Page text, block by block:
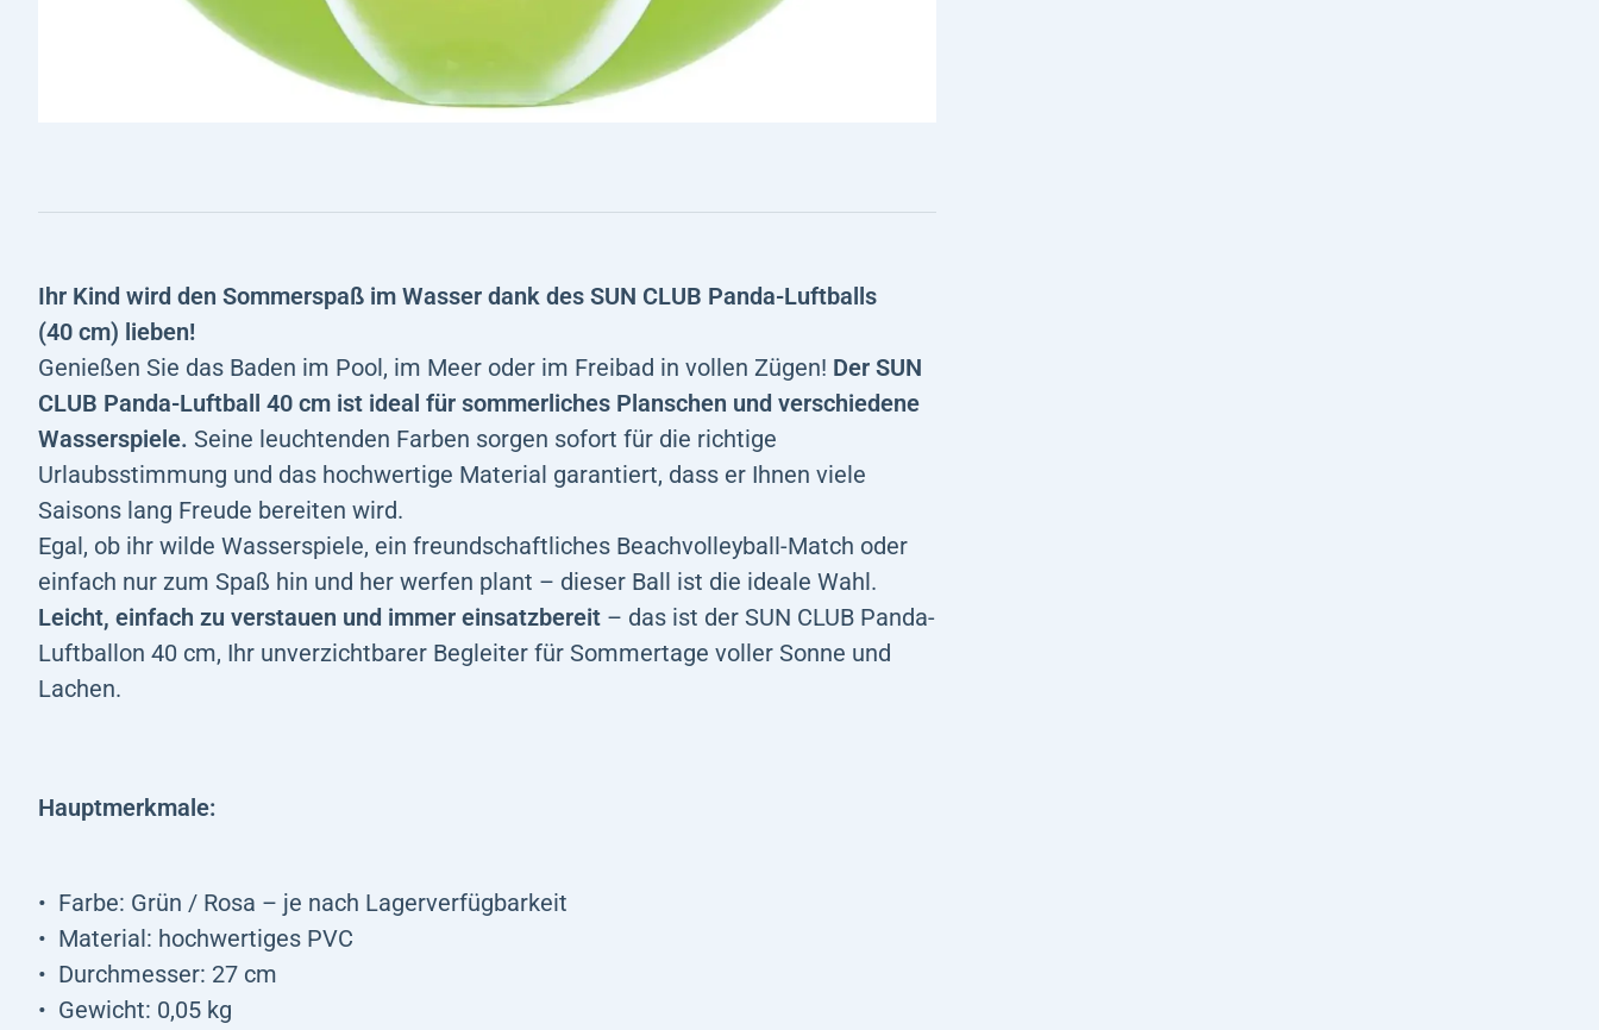
Ihr Kind wird den Sommerspaß im Wasser dank des SUN CLUB Panda-Luftballs
(40 cm) lieben!
Genießen Sie das Baden im Pool, im Meer oder im Freibad in vollen Zügen! Der SUN
CLUB Panda-Luftball 40 cm ist ideal für sommerliches Planschen und verschiedene
Wasserspiele. Seine leuchtenden Farben sorgen sofort für die richtige
Urlaubsstimmung und das hochwertige Material garantiert, dass er Ihnen viele
Saisons lang Freude bereiten wird.
Egal, ob ihr wilde Wasserspiele, ein freundschaftliches Beachvolleyball-Match oder
einfach nur zum Spaß hin und her werfen plant – dieser Ball ist die ideale Wahl.
Leicht, einfach zu verstauen und immer einsatzbereit – das ist der SUN CLUB Panda-
Luftballon 40 cm, Ihr unverzichtbarer Begleiter für Sommertage voller Sonne und
Lachen.
Hauptmerkmale:
Farbe: Grün / Rosa – je nach Lagerverfügbarkeit
Material: hochwertiges PVC
Durchmesser: 27 cm
Gewicht: 0,05 kg